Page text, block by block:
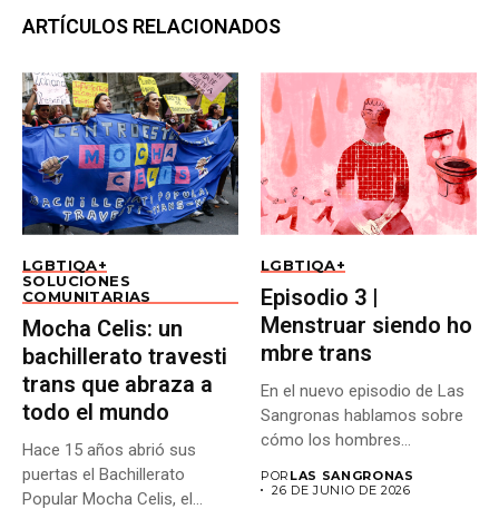
ARTÍCULOS RELACIONADOS
LGBTIQA+
SOLUCIONES
COMUNITARIAS
Mocha Celis: un
bachillerato travesti
trans que abraza a
todo el mundo
Hace 15 años abrió sus
puertas el Bachillerato
Popular Mocha Celis, el...
LGBTIQA+
Episodio 3 |
Menstruar siendo ho
mbre trans
En el nuevo episodio de Las
Sangronas hablamos sobre
cómo los hombres...
POR LAS SANGRONAS
26 DE JUNIO DE 2026